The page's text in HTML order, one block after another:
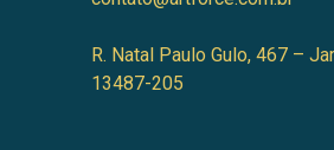
R. Natal Paulo Gulo, 467 –
13487-205